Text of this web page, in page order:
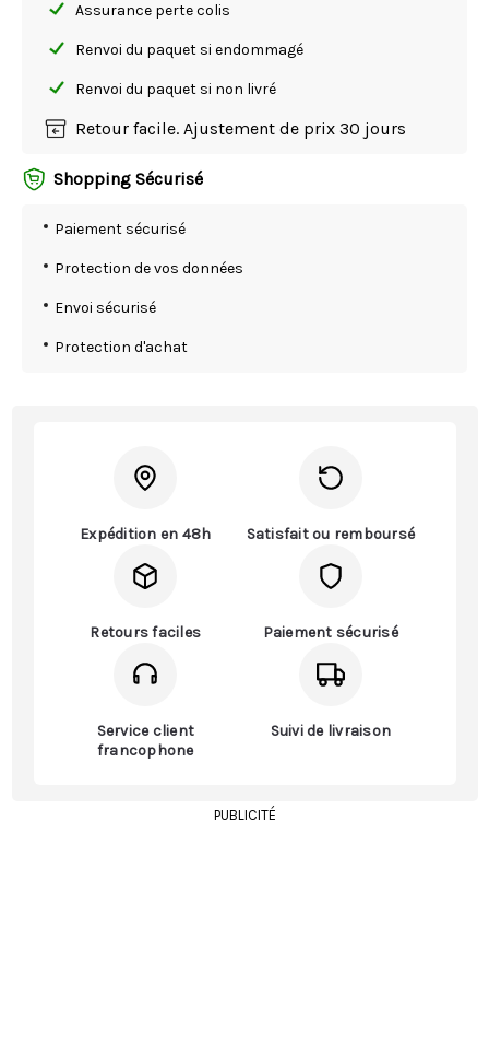
Assurance perte colis
Renvoi du paquet si endommagé
Renvoi du paquet si non livré
Retour facile. Ajustement de prix 30 jours
Shopping Sécurisé
Paiement sécurisé
Protection de vos données
Envoi sécurisé
Protection d'achat
Expédition en 48h Satisfait ou remboursé
Retours faciles Paiement sécurisé
Service client
francophone
Suivi de livraison
PUBLICITÉ